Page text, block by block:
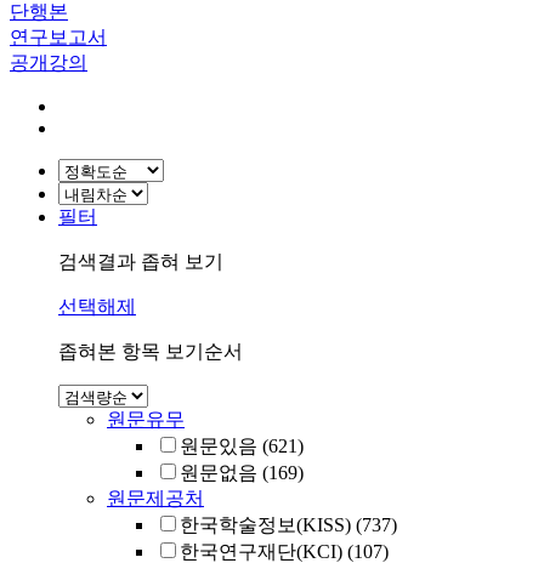
단행본
연구보고서
공개강의
필터
검색결과 좁혀 보기
선택해제
좁혀본 항목 보기순서
원문유무
원문있음 (621)
원문없음 (169)
원문제공처
한국학술정보(KISS) (737)
한국연구재단(KCI) (107)